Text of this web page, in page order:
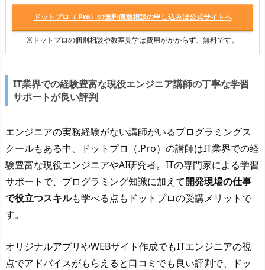
ドットプロ（.Pro）の無料個別相談の申し込みは公式サイトへ
※ドットプロの個別相談や教室見学は費用がかからず、無料です。
IT業界での経験豊富な現役エンジニア講師の丁寧な学習
サポートが良い評判
エンジニアの実務経験がない講師がいるプログラミングス
クールもある中、ドットプロ（.Pro）の講師はIT業界での経
験豊富な現役エンジニアやAI研究者。ITの専門家による学習
サポートで、プログラミング知識に加えて開発現場の仕事
で役立つスキルも学べる点もドットプロの受講メリットで
す。
オリジナルアプリやWEBサイト作成でもITエンジニアの視
点でアドバイスがもらえると口コミでも良い評判で、ドッ